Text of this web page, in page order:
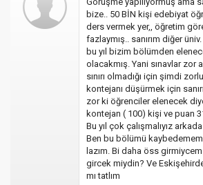
bize.. 50 BİN kişi edebiyat
ders vermek yer,, öğretim
fazlaymış.. sanırım diğer
bu yıl bizim bölümden
olacakmış. Yani sınavlar zor
sınırı olmadığı için şimdi
kontejanı düşürmek için
zor ki öğrenciler elenecek
kontejan ( 100) kişi ve puan
Bu yıl çok çalışmalıyız
Ben bu bölümü
lazım. Bi daha öss
gircek miydin? Ve
mı tatlım